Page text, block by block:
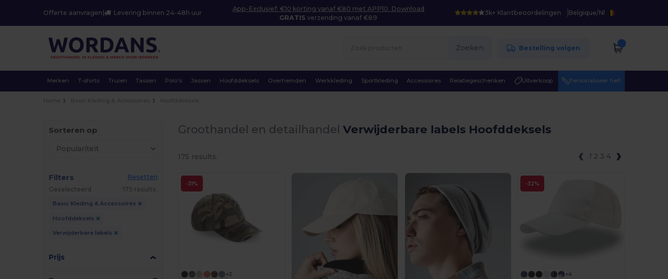
Offerte aanvragen Levering binnen 24-48h uur
App-Exclusief: €10 korting vanaf €80 met APP10. Download
GRATIS verzending vanaf €89
3k+ Klantbeoordelingen Belgique/Nl
Zoeken Bestelling volgen
Merken T-shirts Truien Tassen Polo's Jassen Hoofddeksels Overhemden Werkkleding Sportkleding Accessoires Relatiegeschenken Uitverkoop Personaliseer het!
Sorteren op
Filters
Resetten
Geselecteerd
175 results.
Basic Kleding & Accessoires
Hoofddeksels
Verwijderbare labels
Prijs
Groothandel en detailhandel Verwijderbare labels Hoofddeksels
175 results. 1 2 3 4
-31%
+2
-32%
+4